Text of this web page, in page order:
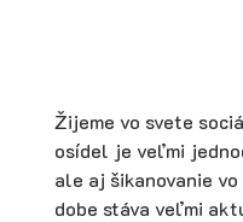
Žijeme vo svete
osídel je veľmi
ale aj šikanovanie
dobe stáva veľmi